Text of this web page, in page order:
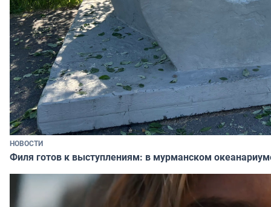
НОВОСТИ
Филя готов к выступлениям: в мурманском